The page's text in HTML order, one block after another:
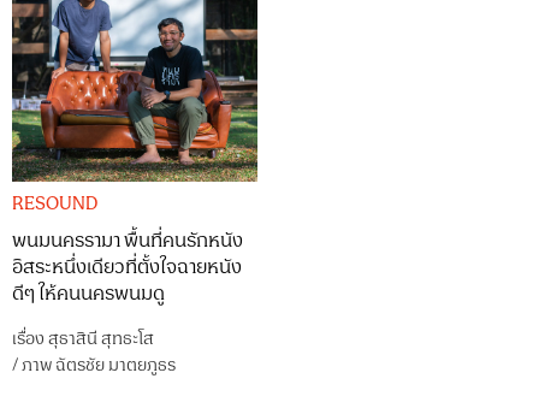
RESOUND
พนมนครรามา พื้นที่คนรักหนัง
อิสระหนึ่งเดียวที่ตั้งใจฉายหนัง
ดีๆ ให้คนนครพนมดู
เรื่องสุธาสินี สุทธะโส
/ภาพฉัตรชัย มาตยภูธร